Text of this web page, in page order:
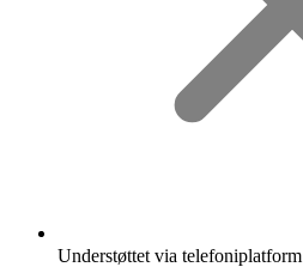
Understøttet via telefoniplatform